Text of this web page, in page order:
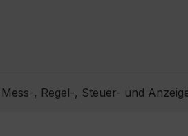
, Regel-, Steuer- und